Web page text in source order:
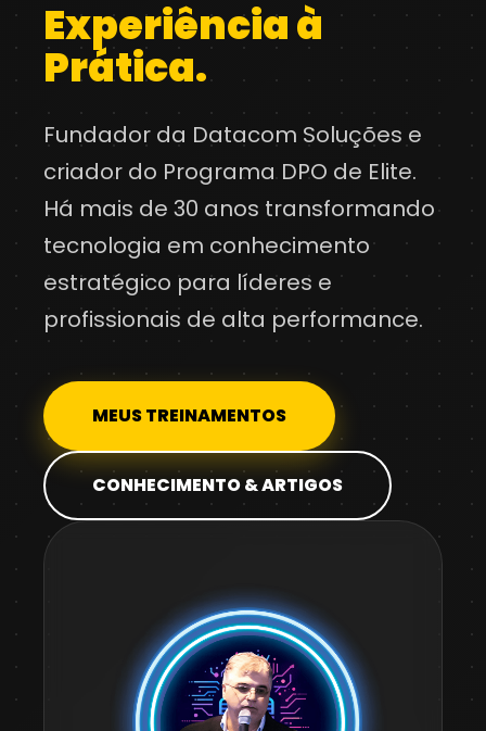
Experiência à
Prática.
Fundador da Datacom Soluções e
criador do Programa DPO de Elite.
Há mais de 30 anos transformando
tecnologia em conhecimento
estratégico para líderes e
profissionais de alta performance.
MEUS TREINAMENTOS
CONHECIMENTO & ARTIGOS